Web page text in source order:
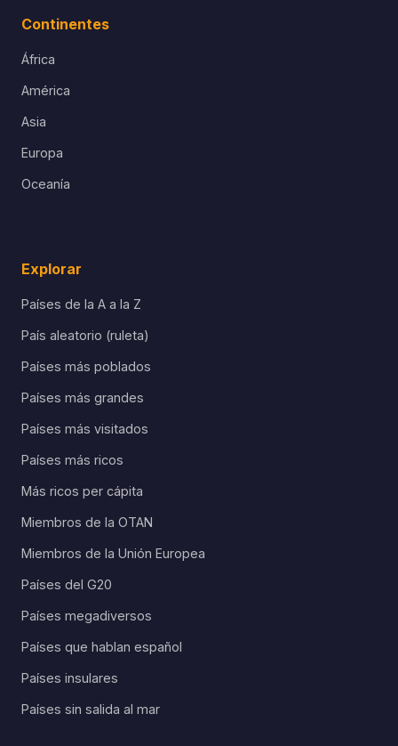
Continentes
África
América
Asia
Europa
Oceanía
Explorar
Países de la A a la Z
País aleatorio (ruleta)
Países más poblados
Países más grandes
Países más visitados
Países más ricos
Más ricos per cápita
Miembros de la OTAN
Miembros de la Unión Europea
Países del G20
Países megadiversos
Países que hablan español
Países insulares
Países sin salida al mar